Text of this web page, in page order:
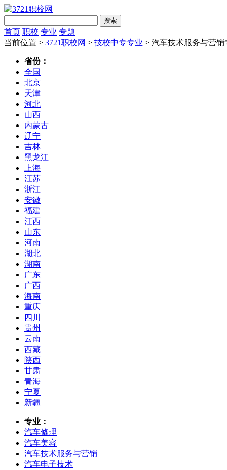
搜索
首页 职校 专业 专题
当前位置 > 3721职校网 > 技校中专专业 > 汽车技术服务与营销
省份：
全国
北京
天津
河北
山西
内蒙古
辽宁
吉林
黑龙江
上海
江苏
浙江
安徽
福建
江西
山东
河南
湖北
湖南
广东
广西
海南
重庆
四川
贵州
云南
西藏
陕西
甘肃
青海
宁夏
新疆
专业：
汽车修理
汽车美容
汽车技术服务与营销
汽车电子技术